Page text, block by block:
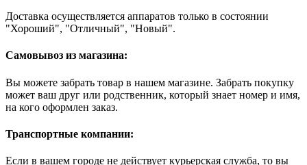
Доставка осуществляется аппаратов только в состоянии
"Хороший", "Отличный", "Новый".
Самовывоз из магазина:
Вы можете забрать товар в нашем магазине. Забрать покупку
может ваш друг или родственник, который знает номер и имя,
на кого оформлен заказ.
Транспортные компании:
Если в вашем городе не действует курьерская служба, то вы